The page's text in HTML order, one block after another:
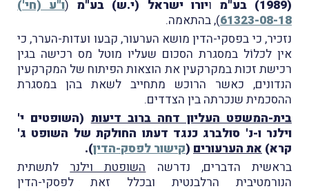
(1989) בע"מ
ויורו ישראל (י.ש) בע"מ (ו"ע (חי')
61323-08-18), בהתאמה.
נזכיר, כי בפסקי-הדין מושא הערעור, קבעו ועדות-הערר, כי
אין לכלוֹל במסגרת הסכום שעליו מוטל מס רכישה בגין
רכישת זכות במקרקעין את הוצאות הפיתוח של המקרקעין
הנדונים, כאשר הרוכש מתחייב לשאת בהן במסגרת
ההסכמית שנכרתה בין הצדדים.
בית-המשפט העליון דחה ברוב דיעות (השופטים י'
וילנר ו-נ' סולברג כנגד דעתו החולקת של השופט ג'
קרא) את הערעורים (קישור לפסק-הדין).
בראשית הדברים, נדרשה השופטת וילנר לתשתית
הנורמטיבית הרלבנטית ובכלל זאת לפסקי-הדין